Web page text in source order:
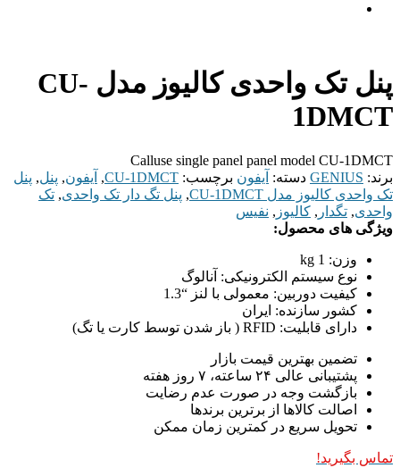
پنل تک واحدی کالیوز مدل CU-
1DMCT
Calluse single panel panel model CU-1DMCT
برند: GENIUS دسته: آیفون برچسب: CU-1DMCT
, آیفون, پنل, پنل
تک واحدی کالیوز مدل CU-1DMCT
, پنل تگ دار تک واحدی, تک
واحدی, تگدار , کالیوز , نفیس
ویژگی های محصول:
وزن: 1 kg
نوع سیستم الکترونیکی: آنالوگ
کیفیت دوربین: معمولی با لنز “1.3
کشور سازنده: ایران
دارای قابلیت: RFID ( باز شدن توسط کارت یا تگ)
تضمین بهترین قیمت بازار
پشتیبانی عالی ۲۴ ساعته، ۷ روز هفته
بازگشت وجه در صورت عدم رضایت
اصالت کالاها از برترین برندها
تحویل سریع در کمترین زمان ممکن
تماس بگیرید!